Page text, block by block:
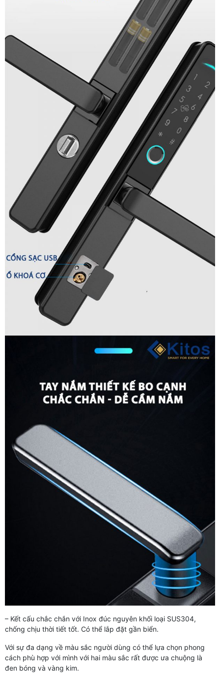
– Kết cấu chắc chắn với Inox đúc nguyên khối loại SUS304,
chống chịu thời tiết tốt. Có thể lắp đặt gần biển.
Với sự đa dạng về màu sắc người dùng có thể lựa chọn phong
cách phù hợp với mình với hai màu sắc rất được ưa chuộng là
đen bóng và vàng kim.